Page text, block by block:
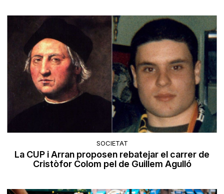
SOCIETAT
La CUP i Arran proposen rebatejar el carrer de
Cristòfor Colom pel de Guillem Agulló